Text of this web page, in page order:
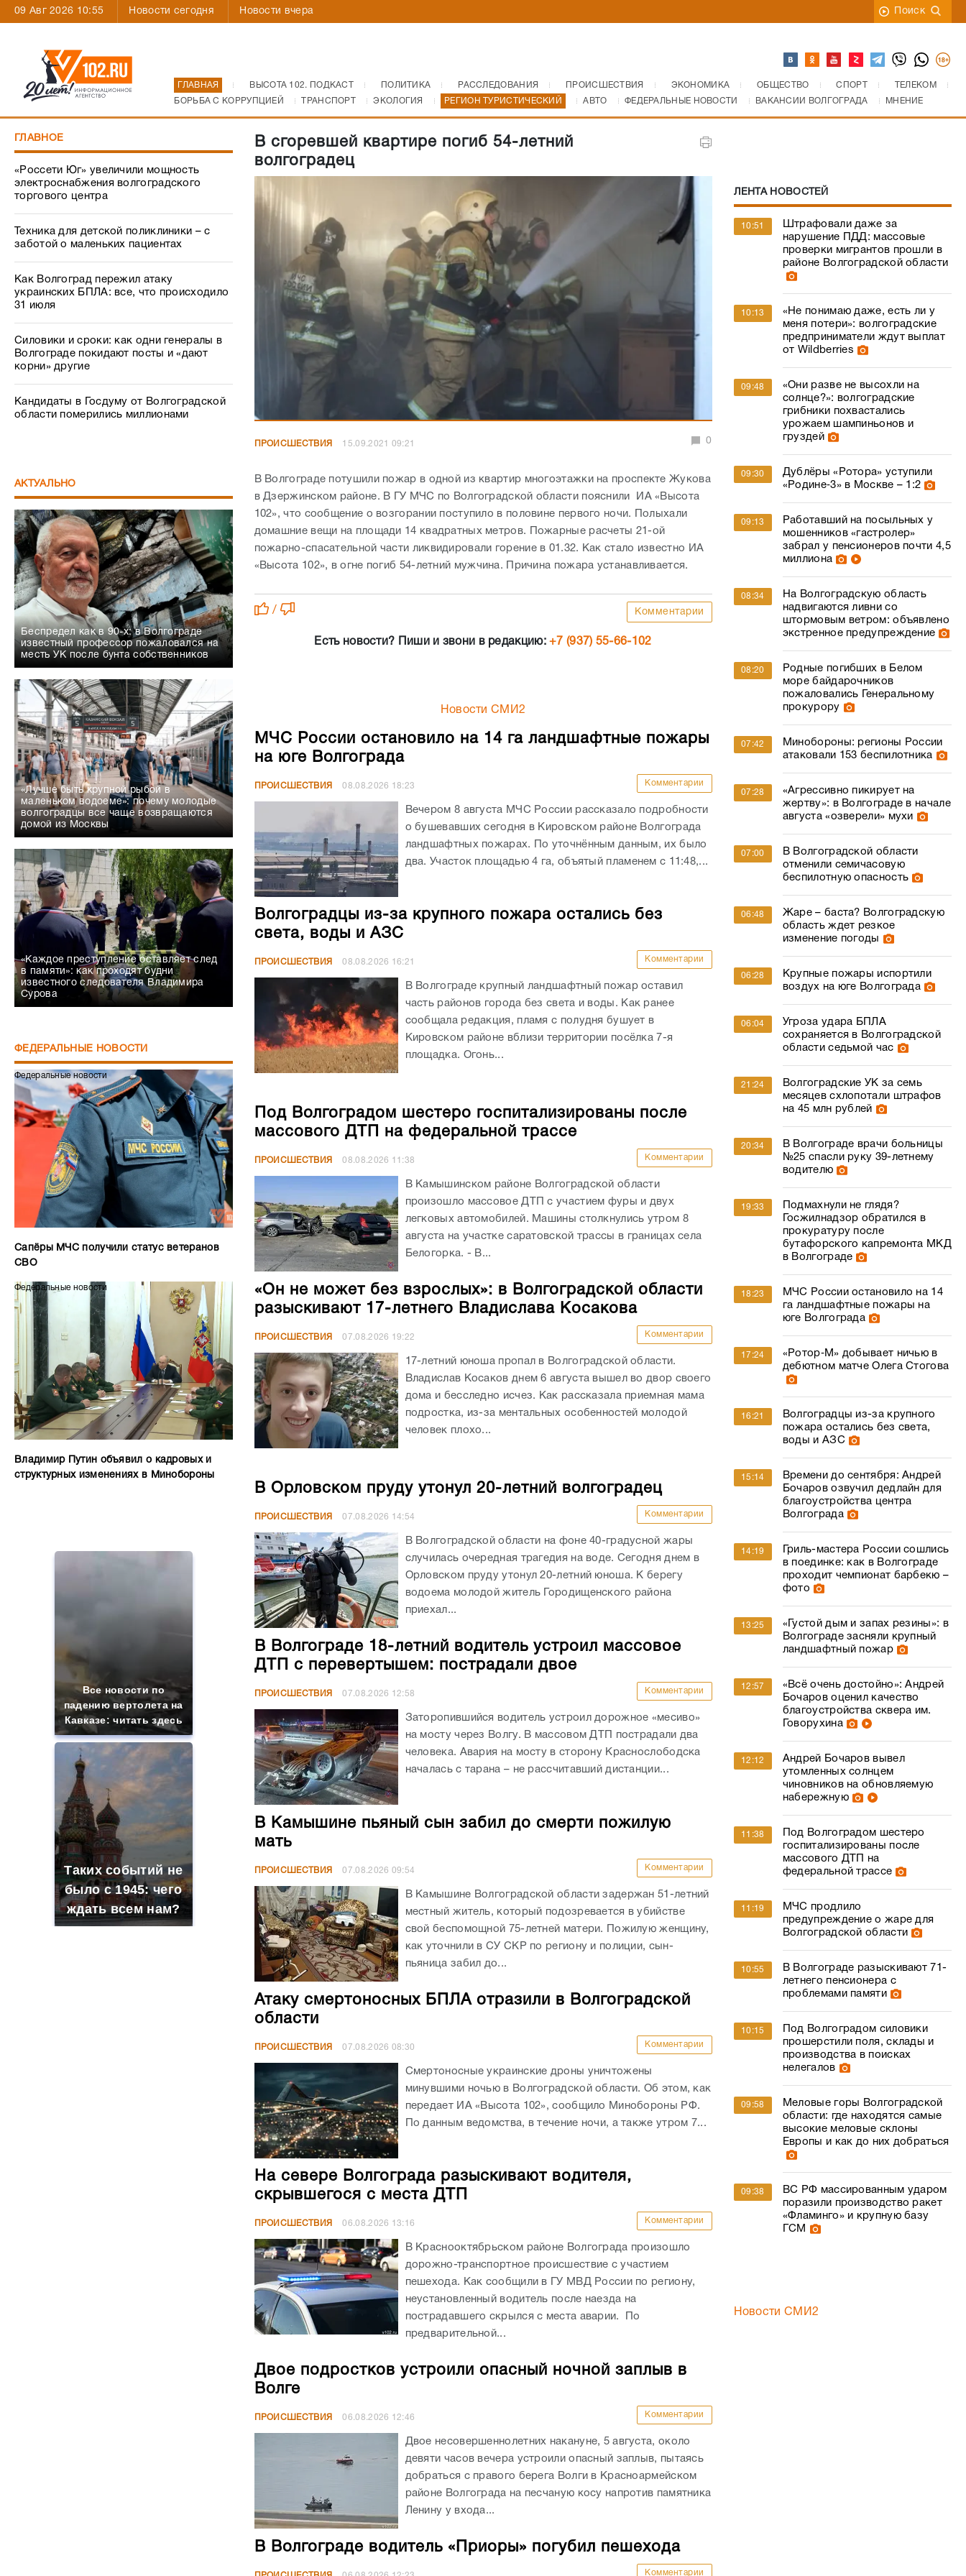
09 Авг 2026 10:55 Новости сегодня Новости вчера Поиск
ГЛАВНАЯ ВЫСОТА 102. ПОДКАСТ ПОЛИТИКА РАССЛЕДОВАНИЯ ПРОИСШЕСТВИЯ ЭКОНОМИКА ОБЩЕСТВО СПОРТ
ТЕЛЕКОМ
БОРЬБА С КОРРУПЦИЕЙ
ТРАНСПОРТ ЭКОЛОГИЯ РЕГИОН ТУРИСТИЧЕСКИЙ АВТО ФЕДЕРАЛЬНЫЕ НОВОСТИ ВАКАНСИИ ВОЛГОГРАДА МНЕНИЕ
ГЛАВНОЕ
«Россети Юг» увеличили мощность
электроснабжения волгоградского
торгового центра
Техника для детской поликлиники – с
заботой о маленьких пациентах
Как Волгоград пережил атаку
украинских БПЛА: все, что происходило
31 июля
Силовики и сроки: как одни генералы в
Волгограде покидают посты и «дают
корни» другие
Кандидаты в Госдуму от Волгоградской
области померились миллионами
АКТУАЛЬНО
Беспредел как в 90-х: в Волгограде
известный профессор пожаловался на
месть УК после бунта собственников
«Лучше быть крупной рыбой в
маленьком водоеме»: почему молодые
волгоградцы все чаще возвращаются
домой из Москвы
«Каждое преступление оставляет след
в памяти»: как проходят будни
известного следователя Владимира
Сурова
ФЕДЕРАЛЬНЫЕ НОВОСТИ
Федеральные новости
Сапёры МЧС получили статус ветеранов
СВО
Федеральные новости
Владимир Путин объявил о кадровых и
структурных изменениях в Минобороны
Все новости по
падению вертолета на
Кавказе: читать здесь
Таких событий не
было с 1945: чего
ждать всем нам?
В сгоревшей квартире погиб 54-летний
волгоградец
ПРОИСШЕСТВИЯ 15.09.2021 09:21 0
В Волгограде потушили пожар в одной из квартир многоэтажки на проспекте Жукова
в Дзержинском районе. В ГУ МЧС по Волгоградской области пояснили ИА «Высота
102», что сообщение о возгорании поступило в половине первого ночи. Полыхали
домашние вещи на площади 14 квадратных метров. Пожарные расчеты 21-ой
пожарно-спасательной части ликвидировали горение в 01.32. Как стало известно ИА
«Высота 102», в огне погиб 54-летний мужчина. Причина пожара устанавливается.
/ Комментарии
Есть новости? Пиши и звони в редакцию:+7 (937) 55-66-102
Новости СМИ2
МЧС России остановило на 14 га ландшафтные пожары
на юге Волгограда
ПРОИСШЕСТВИЯ 08.08.2026 18:23 Комментарии
Вечером 8 августа МЧС России рассказало подробности
о бушевавших сегодня в Кировском районе Волгограда
ландшафтных пожарах. По уточнённым данным, их было
два. Участок площадью 4 га, объятый пламенем с 11:48,...
Волгоградцы из-за крупного пожара остались без
света, воды и АЗС
ПРОИСШЕСТВИЯ 08.08.2026 16:21 Комментарии
В Волгограде крупный ландшафтный пожар оставил
часть районов города без света и воды. Как ранее
сообщала редакция, пламя с полудня бушует в
Кировском районе вблизи территории посёлка 7-я
площадка. Огонь...
Под Волгоградом шестеро госпитализированы после
массового ДТП на федеральной трассе
ПРОИСШЕСТВИЯ 08.08.2026 11:38 Комментарии
В Камышинском районе Волгоградской области
произошло массовое ДТП с участием фуры и двух
легковых автомобилей. Машины столкнулись утром 8
августа на участке саратовской трассы в границах села
Белогорка. - В...
«Он не может без взрослых»: в Волгоградской области
разыскивают 17-летнего Владислава Косакова
ПРОИСШЕСТВИЯ 07.08.2026 19:22 Комментарии
17-летний юноша пропал в Волгоградской области.
Владислав Косаков днем 6 августа вышел во двор своего
дома и бесследно исчез. Как рассказала приемная мама
подростка, из-за ментальных особенностей молодой
человек плохо...
В Орловском пруду утонул 20-летний волгоградец
ПРОИСШЕСТВИЯ 07.08.2026 14:54 Комментарии
В Волгоградской области на фоне 40-градусной жары
случилась очередная трагедия на воде. Сегодня днем в
Орловском пруду утонул 20-летний юноша. К берегу
водоема молодой житель Городищенского района
приехал...
В Волгограде 18-летний водитель устроил массовое
ДТП с перевертышем: пострадали двое
ПРОИСШЕСТВИЯ 07.08.2026 12:58 Комментарии
Заторопившийся водитель устроил дорожное «месиво»
на мосту через Волгу. В массовом ДТП пострадали два
человека. Авария на мосту в сторону Краснослободска
началась с тарана – не рассчитавший дистанции...
В Камышине пьяный сын забил до смерти пожилую
мать
ПРОИСШЕСТВИЯ 07.08.2026 09:54 Комментарии
В Камышине Волгоградской области задержан 51-летний
местный житель, который подозревается в убийстве
свой беспомощной 75-летней матери. Пожилую женщину,
как уточнили в СУ СКР по региону и полиции, сын-
пьяница забил до...
Атаку смертоносных БПЛА отразили в Волгоградской
области
ПРОИСШЕСТВИЯ 07.08.2026 08:30 Комментарии
Смертоносные украинские дроны уничтожены
минувшими ночью в Волгоградской области. Об этом, как
передает ИА «Высота 102», сообщило Минобороны РФ.
По данным ведомства, в течение ночи, а также утром 7...
На севере Волгограда разыскивают водителя,
скрывшегося с места ДТП
ПРОИСШЕСТВИЯ 06.08.2026 13:16 Комментарии
В Краснооктябрьском районе Волгограда произошло
дорожно-транспортное происшествие с участием
пешехода. Как сообщили в ГУ МВД России по региону,
неустановленный водитель после наезда на
пострадавшего скрылся с места аварии. По
предварительной...
Двое подростков устроили опасный ночной заплыв в
Волге
ПРОИСШЕСТВИЯ 06.08.2026 12:46 Комментарии
Двое несовершеннолетних накануне, 5 августа, около
девяти часов вечера устроили опасный заплыв, пытаясь
добраться с правого берега Волги в Красноармейском
районе Волгограда на песчаную косу напротив памятника
Ленину у входа...
В Волгограде водитель «Приоры» погубил пешехода
Комментарии
ЛЕНТА НОВОСТЕЙ
10:51
Штрафовали даже за
нарушение ПДД: массовые
проверки мигрантов прошли в
районе Волгоградской области
10:13
«Не понимаю даже, есть ли у
меня потери»: волгоградские
предприниматели ждут выплат
от Wildberries
09:48
«Они разве не высохли на
солнце?»: волгоградские
грибники похвастались
урожаем шампиньонов и
груздей
09:30
Дублёры «Ротора» уступили
«Родине‑3» в Москве – 1:2
09:13
Работавший на посыльных у
мошенников «гастролер»
забрал у пенсионеров почти 4,5
миллиона
08:34
На Волгоградскую область
надвигаются ливни со
штормовым ветром: объявлено
экстренное предупреждение
08:20
Родные погибших в Белом
море байдарочников
пожаловались Генеральному
прокурору
07:42
Минобороны: регионы России
атаковали 153 беспилотника
07:28
«Агрессивно пикирует на
жертву»: в Волгограде в начале
августа «озверели» мухи
07:00
В Волгоградской области
отменили семичасовую
беспилотную опасность
06:48
Жаре – баста? Волгоградскую
область ждет резкое
изменение погоды
06:28
Крупные пожары испортили
воздух на юге Волгограда
06:04
Угроза удара БПЛА
сохраняется в Волгоградской
области седьмой час
21:24
Волгоградские УК за семь
месяцев схлопотали штрафов
на 45 млн рублей
20:34
В Волгограде врачи больницы
№25 спасли руку 39-летнему
водителю
19:33
Подмахнули не глядя?
Госжилнадзор обратился в
прокуратуру после
бутафорского капремонта МКД
в Волгограде
18:23
МЧС России остановило на 14
га ландшафтные пожары на
юге Волгограда
17:24
«Ротор‑М» добывает ничью в
дебютном матче Олега Стогова
16:21
Волгоградцы из-за крупного
пожара остались без света,
воды и АЗС
15:14
Времени до сентября: Андрей
Бочаров озвучил дедлайн для
благоустройства центра
Волгограда
14:19
Гриль-мастера России сошлись
в поединке: как в Волгограде
проходит чемпионат барбекю –
фото
13:25
«Густой дым и запах резины»: в
Волгограде засняли крупный
ландшафтный пожар
12:57
«Всё очень достойно»: Андрей
Бочаров оценил качество
благоустройства сквера им.
Говорухина
12:12
Андрей Бочаров вывел
утомленных солнцем
чиновников на обновляемую
набережную
11:38
Под Волгоградом шестеро
госпитализированы после
массового ДТП на
федеральной трассе
11:19
МЧС продлило
предупреждение о жаре для
Волгоградской области
10:55
В Волгограде разыскивают 71-
летнего пенсионера с
проблемами памяти
10:15
Под Волгоградом силовики
прошерстили поля, склады и
производства в поисках
нелегалов
09:58
Меловые горы Волгоградской
области: где находятся самые
высокие меловые склоны
Европы и как до них добраться
09:38
ВС РФ массированным ударом
поразили производство ракет
«Фламинго» и крупную базу
ГСМ
Новости СМИ2